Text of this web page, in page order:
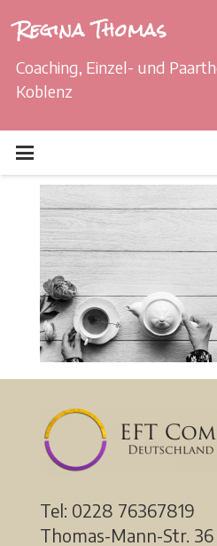
Regina Thomas
Coaching, Einzel- und
Koblenz
Tel: 0228 76367819
Thomas-Mann-Str. 36